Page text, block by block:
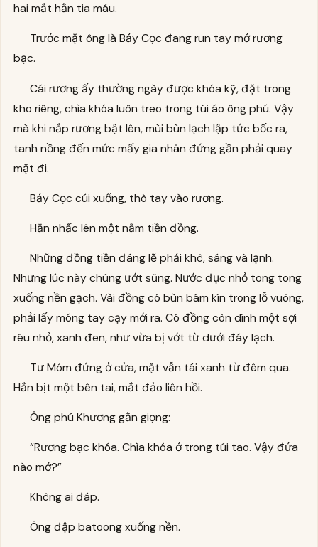
hai mắt hằn tia máu.
Trước mặt ông là Bảy Cọc đang run tay mở rương
bạc.
Cái rương ấy thường ngày được khóa kỹ, đặt trong
kho riêng, chìa khóa luôn treo trong túi áo ông phú. Vậy
mà khi nắp rương bật lên, mùi bùn lạch lập tức bốc ra,
tanh nồng đến mức mấy gia nhân đứng gần phải quay
mặt đi.
Bảy Cọc cúi xuống, thò tay vào rương.
Hắn nhấc lên một nắm tiền đồng.
Những đồng tiền đáng lẽ phải khô, sáng và lạnh.
Nhưng lúc này chúng ướt sũng. Nước đục nhỏ tong tong
xuống nền gạch. Vài đồng có bùn bám kín trong lỗ vuông,
phải lấy móng tay cạy mới ra. Có đồng còn dính một sợi
rêu nhỏ, xanh đen, như vừa bị vớt từ dưới đáy lạch.
Tư Móm đứng ở cửa, mặt vẫn tái xanh từ đêm qua.
Hắn bịt một bên tai, mắt đảo liên hồi.
Ông phú Khương gằn giọng:
“Rương bạc khóa. Chìa khóa ở trong túi tao. Vậy đứa
nào mở?”
Không ai đáp.
Ông đập batoong xuống nền.